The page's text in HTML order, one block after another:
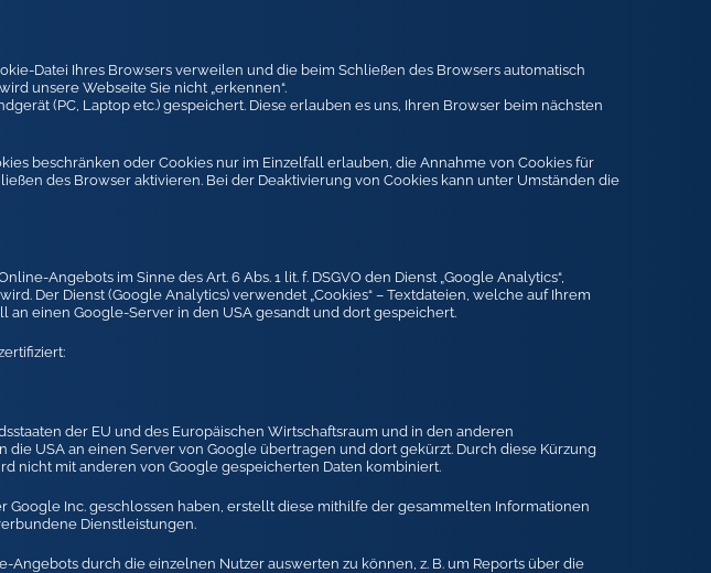
Datei Ihres Browsers verweilen und die beim Schließen des Browsers automatisch
unsere Webseite Sie nicht „erkennen“.
(PC, Laptop etc.) gespeichert. Diese erlauben es uns, Ihren Browser beim nächsten
beschränken oder Cookies nur im Einzelfall erlauben, die Annahme von Cookies für
des Browser aktivieren. Bei der Deaktivierung von Cookies kann unter Umständen die
Angebots im Sinne des Art. 6 Abs. 1 lit. f. DSGVO den Dienst „Google Analytics“,
Der Dienst (Google Analytics) verwendet „Cookies“ – Textdateien, welche auf Ihrem
einen Google-Server in den USA gesandt und dort gespeichert.
der EU und des Europäischen Wirtschaftsraum und in den anderen
USA an einen Server von Google übertragen und dort gekürzt. Durch diese Kürzung
nicht mit anderen von Google gespeicherten Daten kombiniert.
Inc. geschlossen haben, erstellt diese mithilfe der gesammelten Informationen
Dienstleistungen.
durch die einzelnen Nutzer auswerten zu können, z. B. um Reports über die